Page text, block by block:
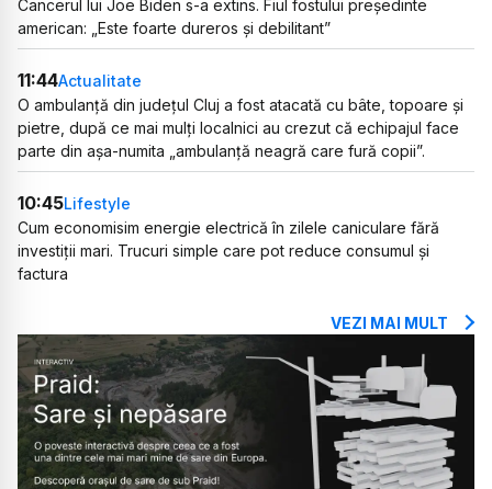
Cancerul lui Joe Biden s-a extins. Fiul fostului președinte
american: „Este foarte dureros și debilitant”
11:44Actualitate
O ambulanță din județul Cluj a fost atacată cu bâte, topoare și
pietre, după ce mai mulți localnici au crezut că echipajul face
parte din așa-numita „ambulanță neagră care fură copii”.
10:45Lifestyle
Cum economisim energie electrică în zilele caniculare fără
investiții mari. Trucuri simple care pot reduce consumul și
factura
VEZI MAI MULT